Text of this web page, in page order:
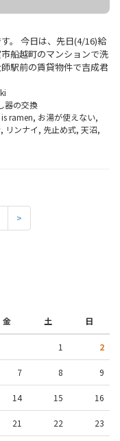
。 今日は、先日(4/16)給
船越町のマンションで洗
駅前の賃貸物件で吉成君
器の交換
ramen, お湯が使えない,
, リンナイ, 先止め式, 天沼,
>
金 土 日
1 2
7 8 9
14 15 16
21 22 23